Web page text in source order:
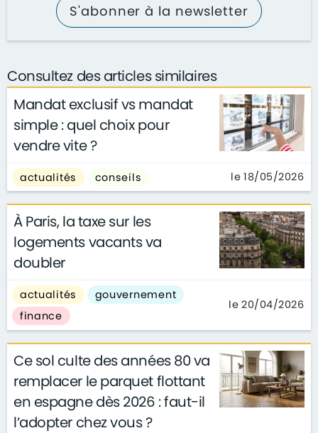
S'abonner à la newsletter
Consultez des articles similaires
Mandat exclusif vs mandat
simple : quel choix pour
vendre vite ?
actualités conseils le 18/05/2026
À Paris, la taxe sur les
logements vacants va
doubler
actualités
gouvernement
finance
le 20/04/2026
Ce sol culte des années 80 va
remplacer le parquet flottant
en espagne dès 2026 : faut-il
l’adopter chez vous ?